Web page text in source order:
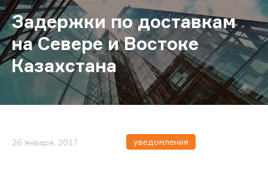
Задержки по доставкам
на Севере и Востоке
Казахстана
26 января, 2017 уведомления